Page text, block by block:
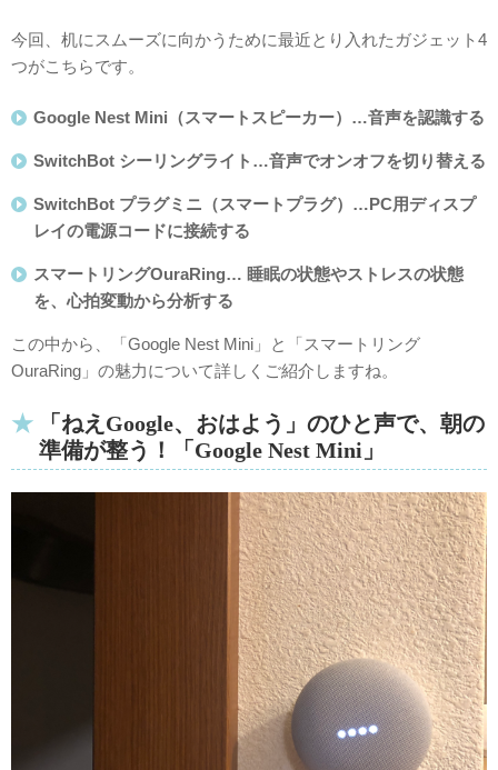
今回、机にスムーズに向かうために最近とり入れたガジェット4
つがこちらです。
Google Nest Mini（スマートスピーカー）…音声を認識する
SwitchBot シーリングライト…音声でオンオフを切り替える
SwitchBot プラグミニ（スマートプラグ）…PC用ディスプ
レイの電源コードに接続する
スマートリングOuraRing… 睡眠の状態やストレスの状態
を、心拍変動から分析する
この中から、「Google Nest Mini」と「スマートリング
OuraRing」の魅力について詳しくご紹介しますね。
「ねえGoogle、おはよう」のひと声で、朝の
準備が整う！「Google Nest Mini 」